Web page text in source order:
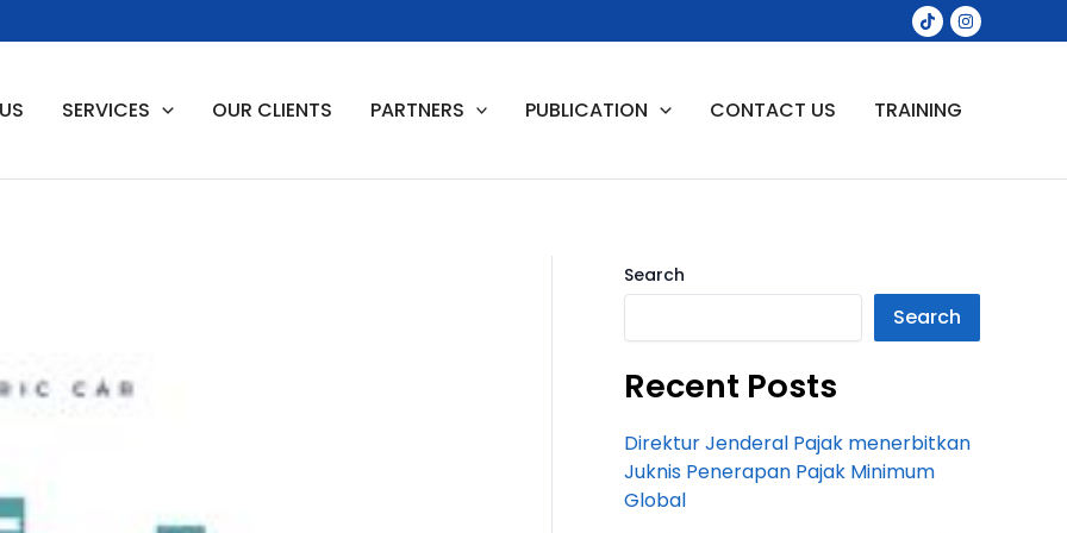
SERVICES OUR CLIENTS PARTNERS PUBLICATION CONTACT US TRAINING
Search
Search
Recent Posts
Direktur Jenderal Pajak menerbitkan
Juknis Penerapan Pajak Minimum
Global